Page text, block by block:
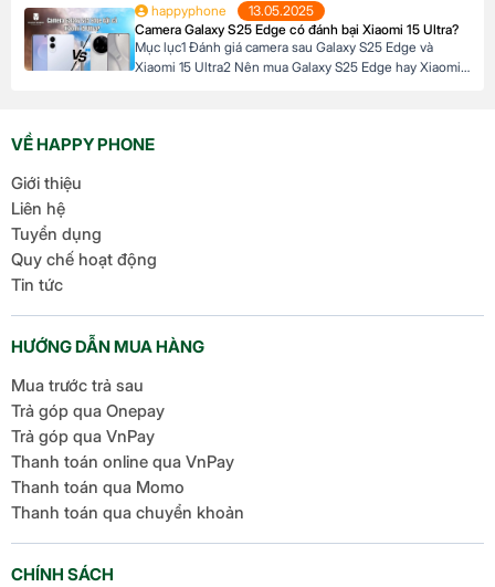
S25 Edge và iPhone 16 Plus & Pro Max Đánh giá camera
sau Galaxy S25 Edge và iPhone 16 Plus & Pro Max 1.
Camera […]
happyphone
13.05.2025
Camera Galaxy S25 Edge có đánh bại Xiaomi 15 Ultra?
Mục lục1 Đánh giá camera sau Galaxy S25 Edge và
Xiaomi 15 Ultra2 Nên mua Galaxy S25 Edge hay Xiaomi
Edge và Xiaomi […]
VỀ HAPPY PHONE
Giới thiệu
Liên hệ
Tuyển dụng
Quy chế hoạt động
Tin tức
HƯỚNG DẪN MUA HÀNG
Mua trước trả sau
Trả góp qua Onepay
Trả góp qua VnPay
Thanh toán online qua VnPay
Thanh toán qua Momo
Thanh toán qua chuyển khoản
CHÍNH SÁCH